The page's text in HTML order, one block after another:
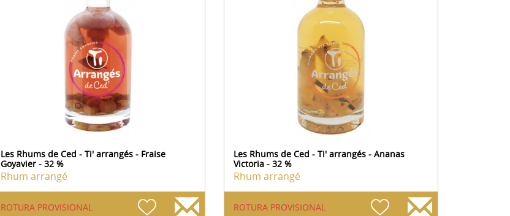
Les Rhums de Ced - Ti' arrangés - Fraise
Goyavier - 32 %
Rhum arrangé
ROTURA PROVISIONAL
Les Rhums de Ced - Ti' arrangés - Ananas
Victoria - 32 %
Rhum arrangé
ROTURA PROVISIONAL